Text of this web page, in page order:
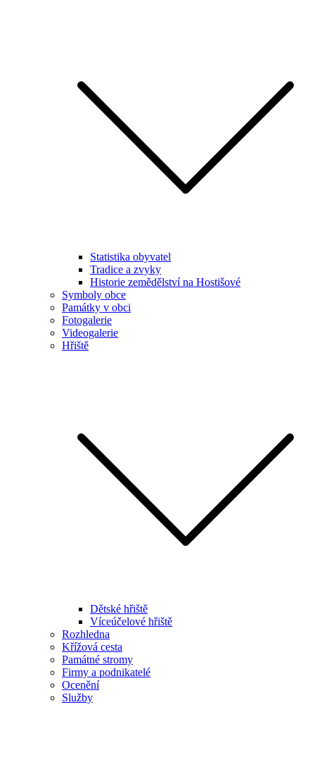
Statistika obyvatel
Tradice a zvyky
Historie zemědělství na Hostišové
Symboly obce
Památky v obci
Fotogalerie
Videogalerie
Hřiště
Dětské hřiště
Víceúčelové hřiště
Rozhledna
Křížová cesta
Památné stromy
Firmy a podnikatelé
Ocenění
Služby